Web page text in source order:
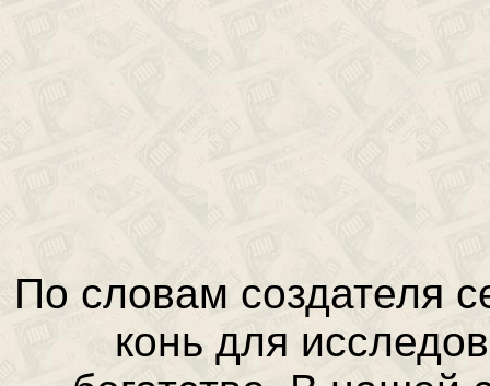
По словам создателя
конь для